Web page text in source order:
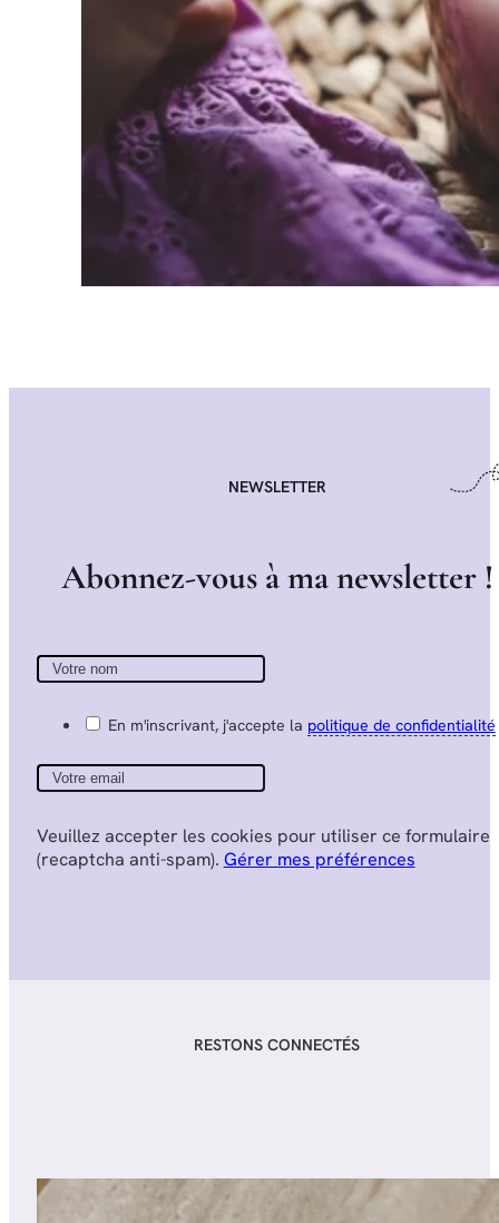
NEWSLETTER
Abonnez-vous àmanewsletter !
En m'inscrivant, j'accepte la politique de confidentialité
Veuillez accepter les cookies pour utiliser ce formulaire
(recaptcha anti-spam). Gérer mes préférences
RESTONS CONNECTÉS